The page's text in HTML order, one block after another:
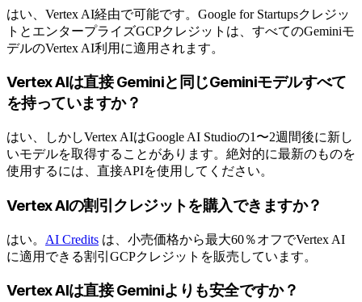
はい、Vertex AI経由で可能です。Google for Startupsクレジッ
トとエンタープライズGCPクレジットは、すべてのGeminiモ
デルのVertex AI利用に適用されます。
Vertex AIは直接 Geminiと同じGeminiモデルすべて
を持っていますか？
はい、しかしVertex AIはGoogle AI Studioの1〜2週間後に新し
いモデルを取得することがあります。絶対的に最新のものを
使用するには、直接APIを使用してください。
Vertex AIの割引クレジットを購入できますか？
はい。 AI Credits は、小売価格から最大60％オフでVertex AI
に適用できる割引GCPクレジットを販売しています。
Vertex AIは直接 Geminiよりも安全ですか？